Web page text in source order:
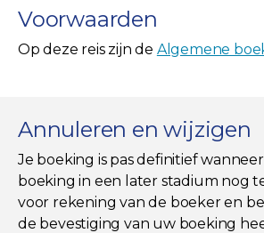
Voorwaarden
Op deze reis zijn de Algemene
Annuleren en wijzigen
Je boeking is pas definitief
boeking in een later stadium nog
voor rekening van de boeker en
de bevestiging van uw boeking